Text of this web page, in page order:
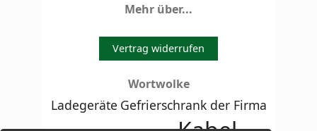
Mehr über...
Vertrag widerrufen
Wortwolke
Ladegeräte Gefrierschrank der Firma